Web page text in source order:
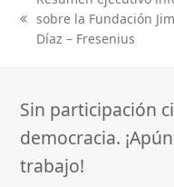
previous
post:
sobre la Fundación
Díaz – Fresenius
Sin participación
democracia.
trabajo!